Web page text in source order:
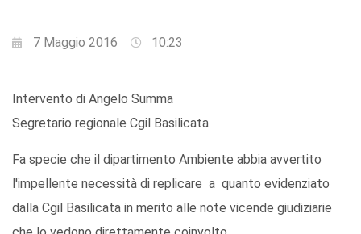
7 Maggio 2016 10:23
Intervento di Angelo Summa
Segretario regionale Cgil Basilicata
Fa specie che il dipartimento Ambiente abbia avvertito
l'impellente necessità di replicare a quanto evidenziato
dalla Cgil Basilicata in merito alle note vicende giudiziarie